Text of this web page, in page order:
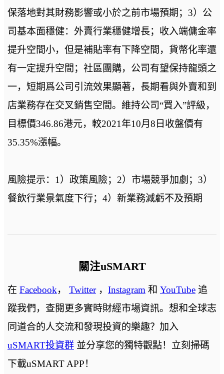
保落地對其財務影響或小於之前市場預期；3）公
司基本面穩健：外賣行業穩健增長；收入端傭金率
提升空間小，但是補貼率有下降空間，貨幣化率還
有一定提升空間；社區團購，公司有望保持龍頭之
一，短期爲公司引流效果顯著，長期看與外賣和到
店業務存在交叉銷售空間。維持公司“買入”評級，
目標價346.86港元，較2021年10月8日收盤價有
35.35%漲幅。
風險提示：1）政策風險；2）市場競爭加劇；3）
餐飲行業景氣度下行；4）新業務減虧不及預期
關注uSMART
在 Facebook， Twitter， Instagram 和 YouTube追
蹤我們，查閱更多實時財經市場資訊。想和全球志
同道合的人交流和發現投資的樂趣？加入
uSMART投資群並分享您的獨特觀點！立刻掃碼
下載uSMART APP！